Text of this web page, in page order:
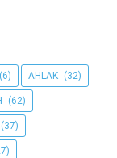
(6) AHLAK (32)
(62)
(37)